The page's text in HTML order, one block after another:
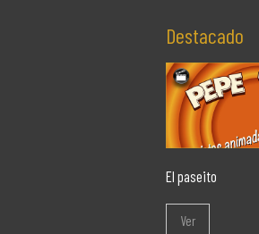
Destacado
El paseito
Ver